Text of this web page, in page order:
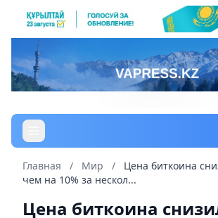
Главная / Мир /
Цена биткоина
чем на 10% за нескол...
Цена биткоина